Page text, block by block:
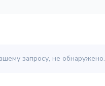
запросу, не обнаружено.